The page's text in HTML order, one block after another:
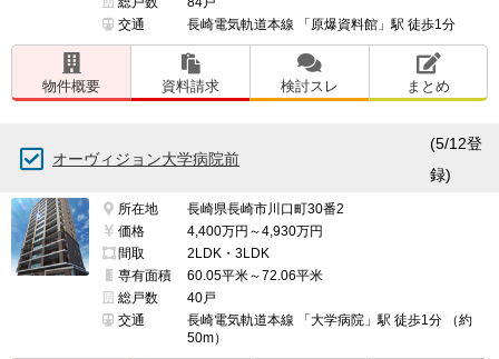
交通
長崎電気軌道本線 「原爆資料館」駅 徒歩1分
物件概要 資料請求 検討スレ まとめ
オーヴィジョン大学病院前
(5/12登
録)
所在地
長崎県長崎市川口町30番2
価格
4,400万円～4,930万円
間取
2LDK・3LDK
専有面積
60.05平米～72.06平米
総戸数
40戸
交通
長崎電気軌道本線 「大学病院」駅 徒歩1分 （約
50m）